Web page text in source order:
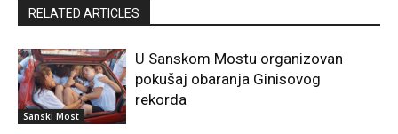
RELATED ARTICLES
Sanski Most
U Sanskom Mostu organizovan
pokušaj obaranja Ginisovog
rekorda